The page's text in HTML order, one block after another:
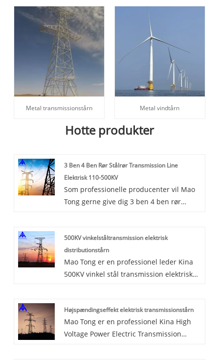
Metal transmissionstårn Metal vindtårn
Hotte produkter
3 Ben 4 Ben Rør Stålrør Transmission Line
Elektrisk 110-500KV
Som professionelle producenter vil Mao
Tong gerne give dig 3 ben 4 ben rør
uden sidestykke.
500KV vinkelståltransmission elektrisk
distributionstårn
Mao Tong er en professionel leder Kina
500KV vinkel stål transmission elektrisk
firkantet struktur krafttårn, bruger Q345B
høj kvalitet ligesom hovedmaterialet i
tårnkroppen, stålkonstruktion, lille
Højspændingseffekt elektrisk transmissionstårn
Mao Tong er en professionel Kina High
Voltage Power Electric Transmission